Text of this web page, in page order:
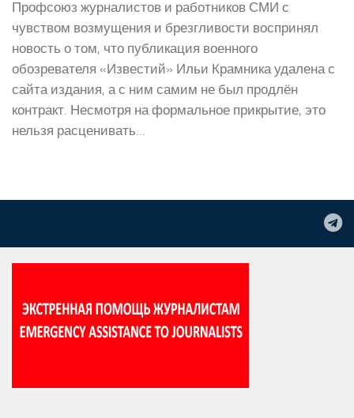
Профсоюз журналистов и работников СМИ с
чувством возмущения и брезгливости воспринял
новость о том, что публикация военного
обозревателя «Известий» Ильи Крамника удалена с
сайта издания, а с ним самим не был продлён
контракт. Несмотря на формальное прикрытие, это
нельзя расценивать...